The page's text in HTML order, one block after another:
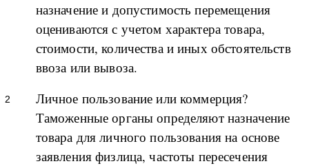
назначение и допустимость перемещения
оцениваются с учетом характера товара,
стоимости, количества и иных обстоятельств
ввоза или вывоза.
Личное пользование или коммерция?
Таможенные органы определяют назначение
товара для личного пользования на основе
заявления физлица, частоты пересечения